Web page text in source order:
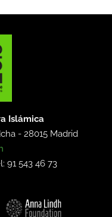
Islámica
-28015 Madrid
91 543 46 73